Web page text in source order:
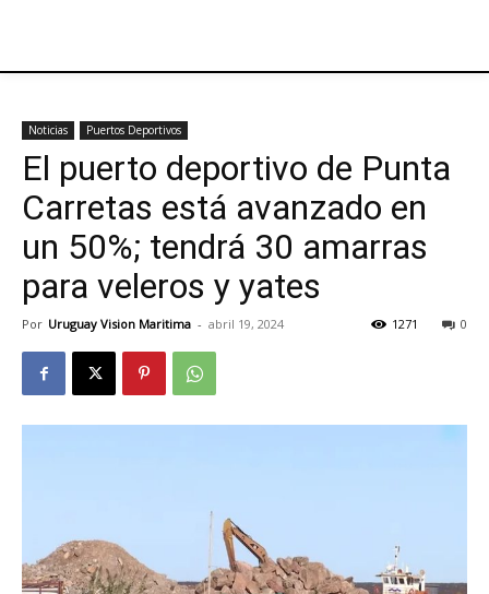
Noticias Puertos Deportivos
El puerto deportivo de Punta
Carretas está avanzado en
un 50%; tendrá 30 amarras
para veleros y yates
Por Uruguay Vision Maritima - abril 19, 2024 0
1271